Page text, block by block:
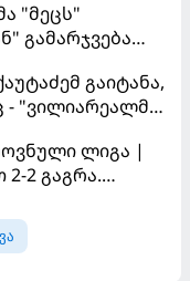
"მეცს"
გამარჯვება
გაიტანა,
- "ვილიარეალმა"
მოუგო
ლიგა |
2 გაგრა.